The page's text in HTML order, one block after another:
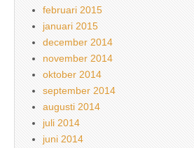
februari 2015
januari 2015
december 2014
november 2014
oktober 2014
september 2014
augusti 2014
juli 2014
juni 2014